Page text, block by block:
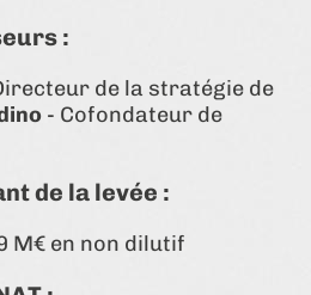
:
de la stratégie de
- Cofondateur de
de la levée :
M€ en non dilutif